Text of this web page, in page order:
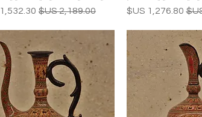
سعر البيع
سعر عادي
سعر البيع